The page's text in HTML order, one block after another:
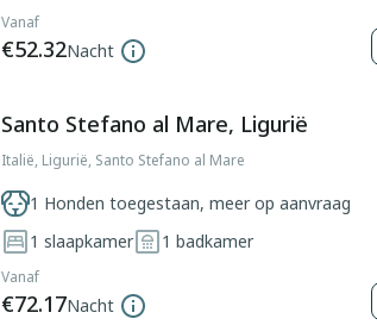
Vanaf
€52.32Nacht
Santo Stefano al Mare, Ligurië
Italië, Ligurië, Santo Stefano al Mare
1 Honden toegestaan, meer op aanvraag
1 slaapkamer 1 badkamer
Vanaf
€72.17Nacht